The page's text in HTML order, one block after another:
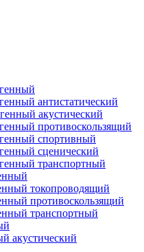
антистатический
акустический
противоскользящий
спортивный
сценический
транспортный
токопроводящий
противоскользящий
транспортный
акустический